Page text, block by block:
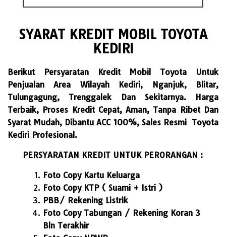
SYARAT KREDIT MOBIL TOYOTA
KEDIRI
Berikut Persyaratan Kredit Mobil Toyota Untuk
Penjualan Area Wilayah Kediri, Nganjuk, Blitar,
Tulungagung, Trenggalek Dan Sekitarnya. Harga
Terbaik, Proses Kredit Cepat, Aman, Tanpa Ribet Dan
Syarat Mudah, Dibantu ACC 100%, Sales Resmi Toyota
Kediri Profesional.
PERSYARATAN KREDIT UNTUK PERORANGAN :
Foto Copy Kartu Keluarga
Foto Copy KTP ( Suami + Istri )
PBB/ Rekening Listrik
Foto Copy Tabungan / Rekening Koran 3
Bln Terakhir